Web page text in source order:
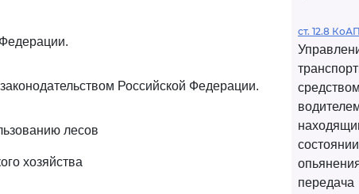
Российской Федерации.
лесов
хозяйства
ст. 12.8
средством
состоянии
передача